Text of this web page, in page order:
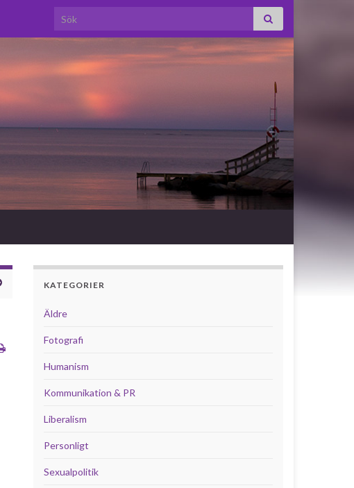
Search for:
KATEGORIER
Äldre
Fotografi
Humanism
Kommunikation & PR
Liberalism
Personligt
Sexualpolitik